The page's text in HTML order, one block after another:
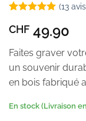
5 basé sur
notations
client
(13
CHF 49.90
Faites graver
un souvenir
en bois fabriqué
En stock (Livraison